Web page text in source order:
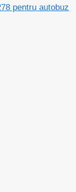
pentru autobuz